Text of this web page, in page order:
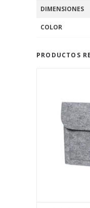
DIMENSIONES
COLOR
PRODUCTOS